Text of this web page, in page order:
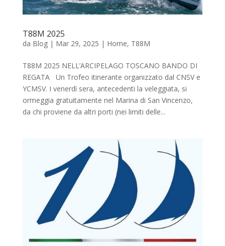
T88M 2025
da Blog| Mar 29, 2025 | Home, T88M
T88M 2025 NELL’ARCIPELAGO TOSCANO BANDO DI
REGATA Un Trofeo itinerante organizzato dal CNSV e
YCMSV. I venerdì sera, antecedenti la veleggiata, si
ormeggia gratuitamente nel Marina di San Vincenzo,
da chi proviene da altri porti (nei limiti delle...